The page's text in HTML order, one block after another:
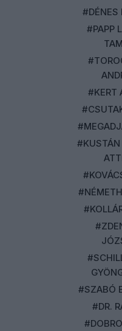
#DÉNES
#PAPP
#KERT
#KUSTÁN
#SZABÓ
#DR.